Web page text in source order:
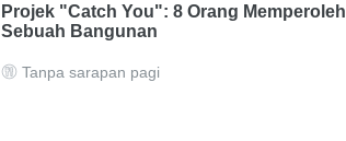
Projek "Catch You": 8 Orang Memperoleh
Sebuah Bangunan
Tanpa sarapan pagi